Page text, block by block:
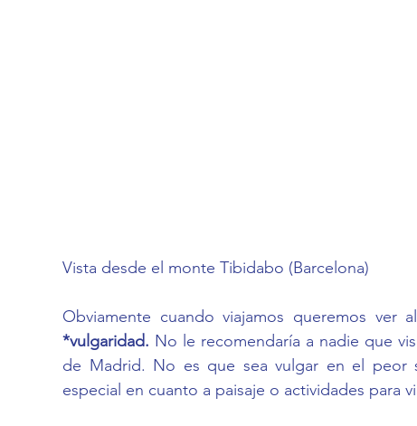
Vista desde el monte Tibidabo (Barcelona)
*vulgaridad. No le recomendaría a nadie que
de Madrid. No es que sea vulgar en el peor
especial en cuanto a paisaje o actividades para